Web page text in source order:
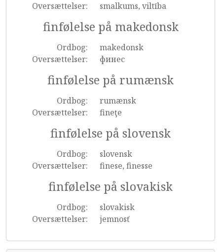
Oversættelser:
smalkums, viltība
finfølelse på makedonsk
Ordbog:
makedonsk
Oversættelser:
финес
finfølelse på rumænsk
Ordbog:
rumænsk
Oversættelser:
fineţe
finfølelse på slovensk
Ordbog:
slovensk
Oversættelser:
finese, finesse
finfølelse på slovakisk
Ordbog:
slovakisk
Oversættelser:
jemnosť